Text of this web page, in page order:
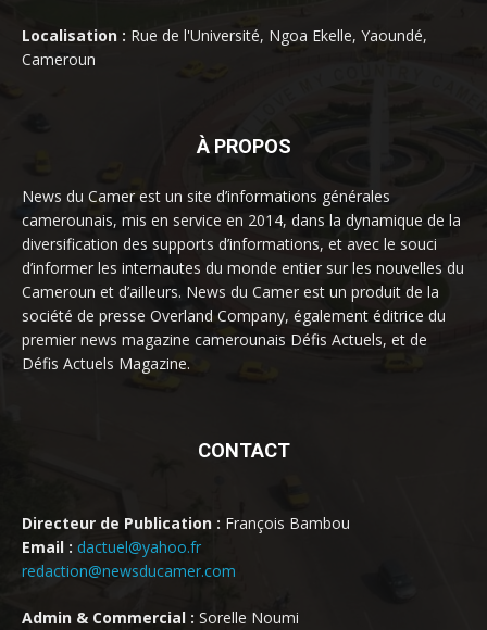
Localisation : Rue de l'Université, Ngoa Ekelle, Yaoundé,
Cameroun
À PROPOS
News du Camer est un site d’informations générales
camerounais, mis en service en 2014, dans la dynamique de la
diversification des supports d’informations, et avec le souci
d’informer les internautes du monde entier sur les nouvelles du
Cameroun et d’ailleurs. News du Camer est un produit de la
société de presse Overland Company, également éditrice du
premier news magazine camerounais Défis Actuels, et de
Défis Actuels Magazine.
CONTACT
Directeur de Publication : François Bambou
Email : dactuel@yahoo.fr
redaction@newsducamer.com
Admin & Commercial : Sorelle Noumi